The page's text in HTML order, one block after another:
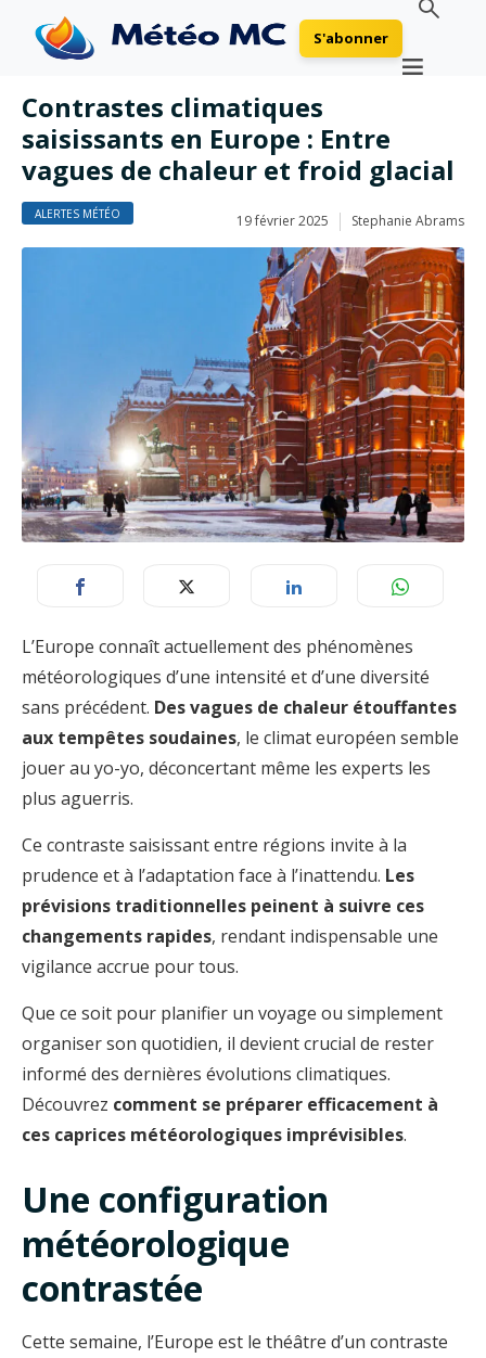
S'abonner
Contrastes climatiques
saisissants en Europe : Entre
vagues de chaleur et froid glacial
ALERTES MÉTÉO 19 février 2025 Stephanie Abrams
L’Europe connaît actuellement des phénomènes
météorologiques d’une intensité et d’une diversité
sans précédent. Des vagues de chaleur étouffantes
aux tempêtes soudaines, le climat européen semble
jouer au yo-yo, déconcertant même les experts les
plus aguerris.
Ce contraste saisissant entre régions invite à la
prudence et à l’adaptation face à l’inattendu. Les
prévisions traditionnelles peinent à suivre ces
changements rapides, rendant indispensable une
vigilance accrue pour tous.
Que ce soit pour planifier un voyage ou simplement
organiser son quotidien, il devient crucial de rester
informé des dernières évolutions climatiques.
Découvrez comment se préparer efficacement à
ces caprices météorologiques imprévisibles.
Une configuration
météorologique
contrastée
Cette semaine, l’Europe est le théâtre d’un contraste